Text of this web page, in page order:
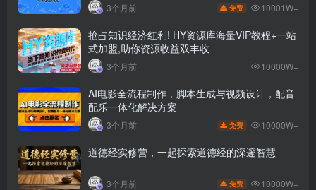
3个月前 免费 10001W+
抢占知识经济红利! HY资源库海量VIP教程+一站
式加盟,助你资源收益双丰收
3个月前 10000W+
AI电影全流程制作，脚本生成与视频设计，配音
配乐一体化解决方案
3个月前 免费 10000W+
道德经实修营，一起探索道德经的深邃智慧
3个月前 免费 10000W+